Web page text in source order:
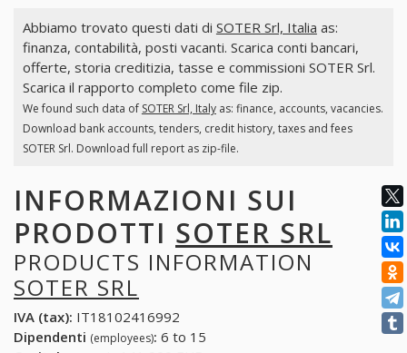
Abbiamo trovato questi dati di SOTER Srl, Italia as:
finanza, contabilità, posti vacanti. Scarica conti bancari,
offerte, storia creditizia, tasse e commissioni SOTER Srl.
Scarica il rapporto completo come file zip.
We found such data of SOTER Srl, Italyas: finance, accounts, vacancies.
Download bank accounts, tenders, credit history, taxes and fees
SOTER Srl. Download full report as zip-file.
INFORMAZIONI SUI
PRODOTTI SOTER SRL
PRODUCTS INFORMATION
SOTER SRL
IVA (tax): IT18102416992
Dipendenti (employees): 6 to 15